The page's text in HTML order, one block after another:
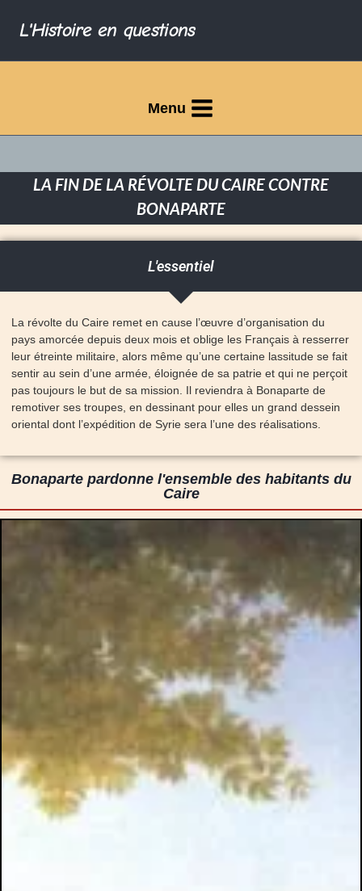
L'Histoire en questions
Menu
LA FIN DE LA RÉVOLTE DU CAIRE CONTRE
BONAPARTE
L'essentiel
La révolte du Caire remet en cause l’œuvre d’organisation du
pays amorcée depuis deux mois et oblige les Français à resserrer
leur étreinte militaire, alors même qu’une certaine lassitude se fait
sentir au sein d’une armée, éloignée de sa patrie et qui ne perçoit
pas toujours le but de sa mission. Il reviendra à Bonaparte de
remotiver ses troupes, en dessinant pour elles un grand dessein
oriental dont l’expédition de Syrie sera l’une des réalisations.
Bonaparte pardonne l'ensemble des habitants du
Caire